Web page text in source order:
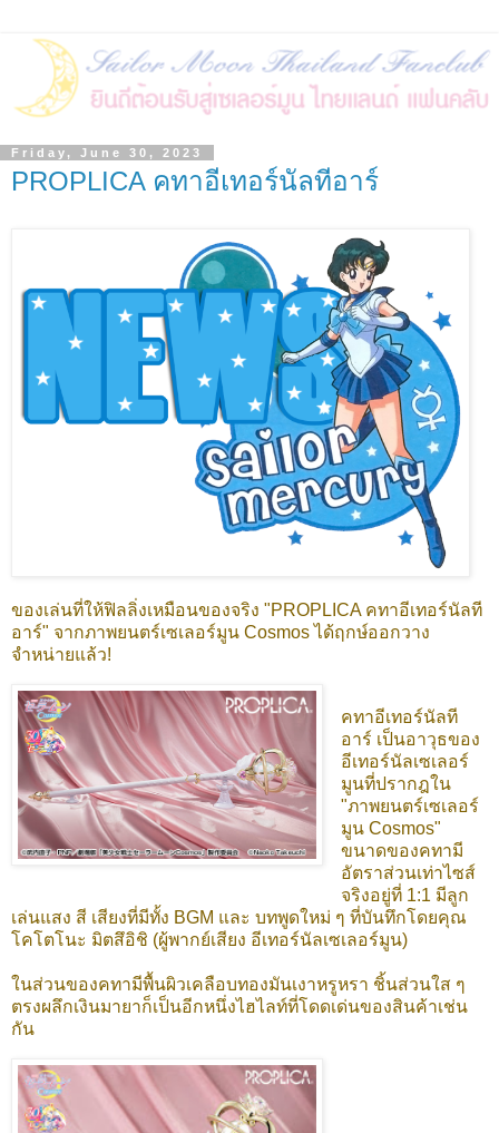
Friday, June 30, 2023
PROPLICA คทาอีเทอร์นัลทีอาร์
ของเล่นที่ให้ฟิลลิ่งเหมือนของจริง "PROPLICA คทาอีเทอร์นัลที
อาร์" จากภาพยนตร์เซเลอร์มูน Cosmos ได้ฤกษ์ออกวาง
จำหน่ายแล้ว!
คทาอีเทอร์นัลที
อาร์ เป็นอาวุธของ
อีเทอร์นัลเซเลอร์
มูนที่ปรากฎใน
"ภาพยนตร์เซเลอร์
มูน Cosmos"
ขนาดของคทามี
อัตราส่วนเท่าไซส์
จริงอยู่ที่ 1:1 มีลูก
เล่นแสง สี เสียงที่มีทั้ง BGM และ บทพูดใหม่ ๆ ที่บันทึกโดยคุณ
โคโตโนะ มิตสึอิชิ (ผู้พากย์เสียง อีเทอร์นัลเซเลอร์มูน)
ในส่วนของคทามีพื้นผิวเคลือบทองมันเงาหรูหรา ชิ้นส่วนใส ๆ
ตรงผลึกเงินมายาก็เป็นอีกหนึ่งไฮไลท์ที่โดดเด่นของสินค้าเช่น
กัน